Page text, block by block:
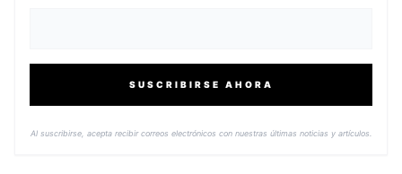
SUSCRIBIRSE AHORA
Al suscribirse, acepta recibir correos electrónicos con nuestras últimas noticias y artículos.